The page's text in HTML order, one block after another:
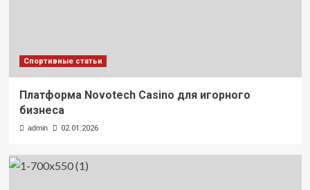
Спортивные статьи
Платформа Novotech Casino для игорного
бизнеса
admin 02.01.2026